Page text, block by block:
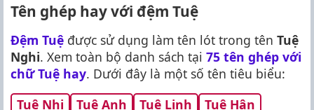
Tên ghép hay với đệm Tuệ
Đệm Tuệ được sử dụng làm tên lót trong tên Tuệ
Nghi. Xem toàn bộ danh sách tại 75 tên ghép với
chữ Tuệ hay. Dưới đây là một số tên tiêu biểu:
Tuệ Nhi
Tuệ Anh Tuệ Linh
Tuệ Hân